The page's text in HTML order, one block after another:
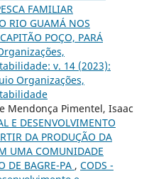
FAMILIAR
RIO GUAMÁ NOS
POÇO, PARÁ
v. 14 (2023):
Organizações,
Mendonça Pimentel, Isaac
E DESENVOLVIMENTO
DA PRODUÇÃO DA
UMA COMUNIDADE
DE BAGRE-PA , CODS -